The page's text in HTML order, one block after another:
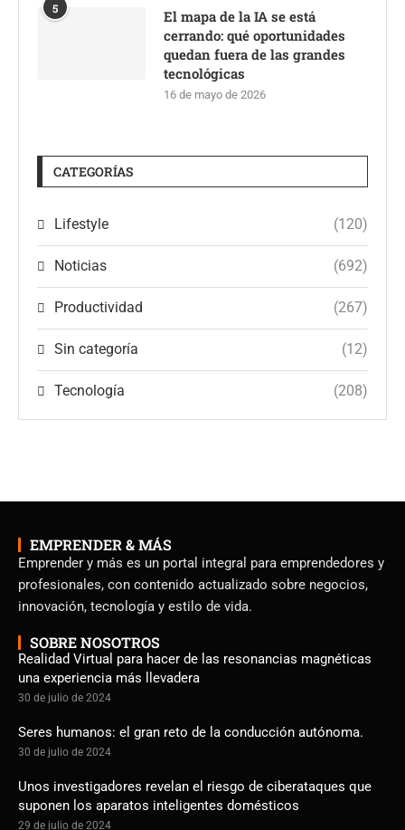
5
El mapa de la IA se está
cerrando: qué oportunidades
quedan fuera de las grandes
tecnológicas
16 de mayo de 2026
CATEGORÍAS
Lifestyle (120)
Noticias (692)
Productividad (267)
Sin categoría (12)
Tecnología (208)
EMPRENDER & MÁS
Emprender y más es un portal integral para emprendedores y
profesionales, con contenido actualizado sobre negocios,
innovación, tecnología y estilo de vida.
SOBRE NOSOTROS
Realidad Virtual para hacer de las resonancias magnéticas
una experiencia más llevadera
30 de julio de 2024
Seres humanos: el gran reto de la conducción autónoma.
30 de julio de 2024
Unos investigadores revelan el riesgo de ciberataques que
suponen los aparatos inteligentes domésticos
29 de julio de 2024